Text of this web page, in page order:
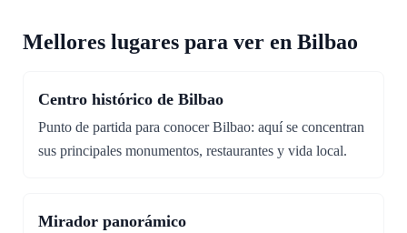
Mellores lugares para ver en Bilbao
Centro histórico de Bilbao
Punto de partida para conocer Bilbao: aquí se concentran
sus principales monumentos, restaurantes y vida local.
Mirador panorámico